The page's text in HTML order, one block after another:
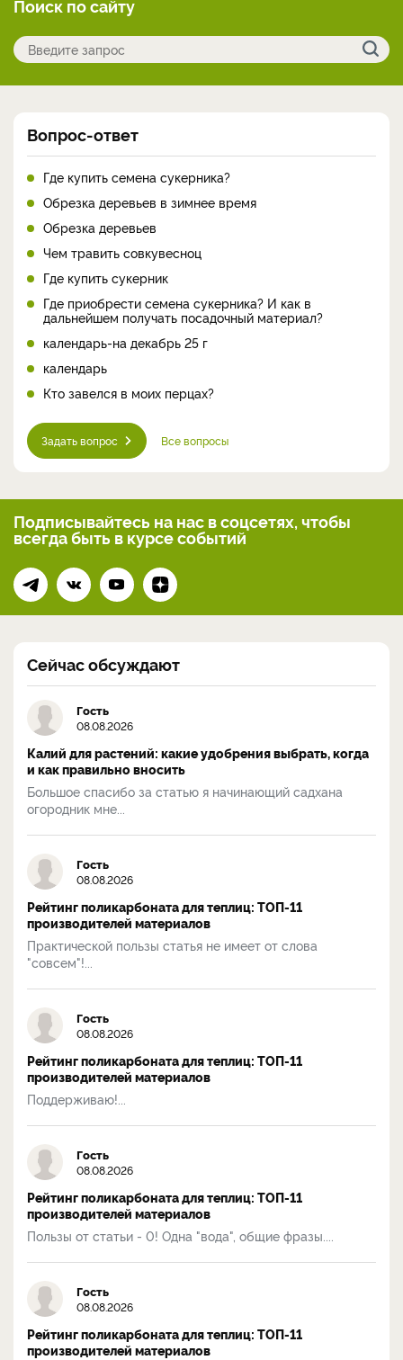
Поиск по сайту
Вопрос-ответ
Где купить семена сукерника?
Обрезка деревьев в зимнее время
Обрезка деревьев
Чем травить совкувесноц
Где купить сукерник
Где приобрести семена сукерника? И как в
дальнейшем получать посадочный материал?
календарь-на декабрь 25 г
календарь
Кто завелся в моих перцах?
Задать вопрос Все вопросы
Подписывайтесь на нас в соцсетях, чтобы
всегдабыть в курсе событий
Сейчас обсуждают
Гость
08.08.2026
Калий для растений: какие удобрения выбрать, когда
и как правильно вносить
Большое спасибо за статью я начинающий садхана
огородник мне...
Гость
08.08.2026
Рейтинг поликарбоната для теплиц: ТОП-11
производителей материалов
Практической пользы статья не имеет от слова
"совсем"!...
Гость
08.08.2026
Рейтинг поликарбоната для теплиц: ТОП-11
производителей материалов
Поддерживаю!...
Гость
08.08.2026
Рейтинг поликарбоната для теплиц: ТОП-11
производителей материалов
Пользы от статьи - 0! Одна "вода", общие фразы....
Гость
08.08.2026
Рейтинг поликарбоната для теплиц: ТОП-11
производителей материалов